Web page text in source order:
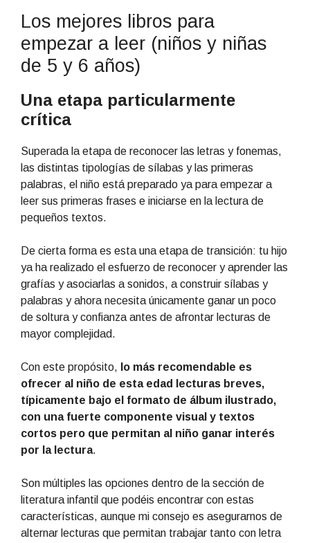
Los mejores libros para
empezar a leer (niños y niñas
de 5 y 6 años)
Una etapa particularmente
crítica
Superada la etapa de reconocer las letras y fonemas,
las distintas tipologías de sílabas y las primeras
palabras, el niño está preparado ya para empezar a
leer sus primeras frases e iniciarse en la lectura de
pequeños textos.
De cierta forma es esta una etapa de transición: tu hijo
ya ha realizado el esfuerzo de reconocer y aprender las
grafías y asociarlas a sonidos, a construir sílabas y
palabras y ahora necesita únicamente ganar un poco
de soltura y confianza antes de afrontar lecturas de
mayor complejidad.
Con este propósito, lo más recomendable es
ofrecer al niño de esta edad lecturas breves,
típicamente bajo el formato de álbum ilustrado,
con una fuerte componente visual y textos
cortos pero que permitan al niño ganar interés
por la lectura.
Son múltiples las opciones dentro de la sección de
literatura infantil que podéis encontrar con estas
características, aunque mi consejo es asegurarnos de
alternar lecturas que permitan trabajar tanto con letra